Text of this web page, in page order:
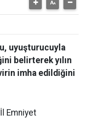
uyuşturucuyla
belirterek yılın
imha edildiğini
Emniyet